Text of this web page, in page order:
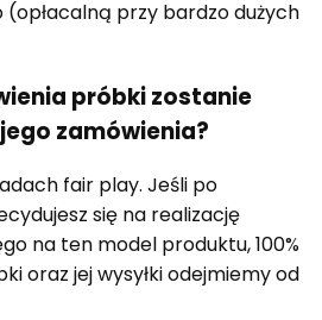
przy bardzo dużych
próbki zostanie
zamówienia?
fair play. Jeśli po
się na realizację
na ten model produktu, 100%
oraz jej wysyłki odejmiemy od